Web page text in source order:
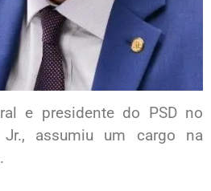
e presidente do PSD no
Jr., assumiu um cargo na